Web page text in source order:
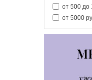
от 500 до
от 5000